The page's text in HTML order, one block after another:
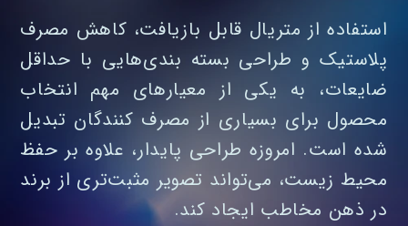
استفاده از متریال قابل بازیافت، کاهش مصرف
پلاستیک و طراحی بسته‌ بندی‌هایی با حداقل
ضایعات، به یکی از معیارهای مهم انتخاب
محصول برای بسیاری از مصرف‌ کنندگان تبدیل
شده است. امروزه طراحی پایدار، علاوه بر حفظ
محیط زیست، می‌تواند تصویر مثبت‌تری از برند
در ذهن مخاطب ایجاد کند.